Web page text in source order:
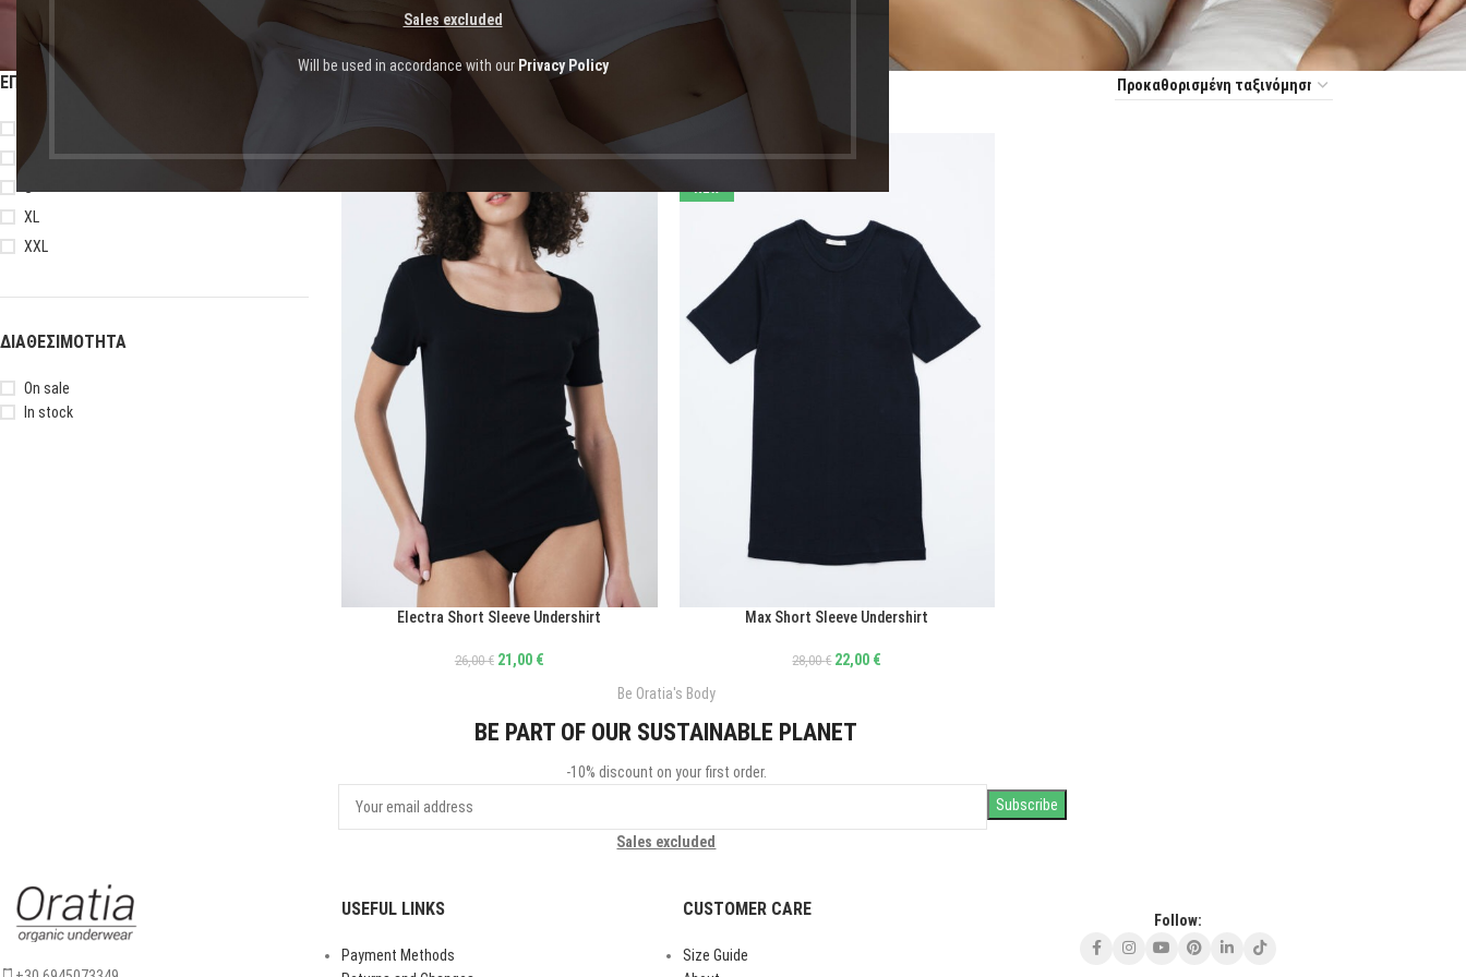
Sales excluded
Will be used in accordance with our Privacy Policy
ΕΠΙΛΟΓΉ ΜΕΓΈΘΟΥΣ
M
XL
XXL
ΔΙΑΘΕΣΙΜΌΤΗΤΑ
On sale
In stock
Προϊόντα με ετικέτα “ζεστό κοντομάνικο”
-19%
Electra Short Sleeve Undershirt
26,00€ 21,00 €
-21%
NEW
Max Short Sleeve Undershirt
28,00€ 22,00 €
Be Oratia's Body
BE PART OF OUR SUSTAINABLE PLANET
-10% discount on your first order.
Sales excluded
USEFUL LINKS
Payment Methods
CUSTOMER CARE
Size Guide
Follow: